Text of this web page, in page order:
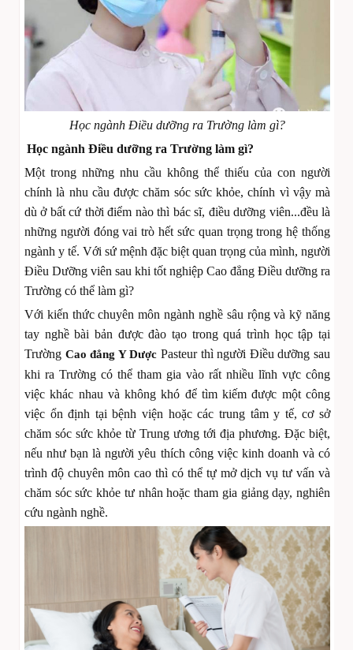
Học ngành Điều dưỡng ra Trường làm gì?
Học ngành Điều dưỡng ra Trường làm gì?
Một trong những nhu cầu không thể thiếu của con người
chính là nhu cầu được chăm sóc sức khỏe, chính vì vậy mà
dù ở bất cứ thời điểm nào thì bác sĩ, điều dưỡng viên...đều là
những người đóng vai trò hết sức quan trọng trong hệ thống
ngành y tế. Với sứ mệnh đặc biệt quan trọng của mình, người
Điều Dưỡng viên sau khi tốt nghiệp Cao đẳng Điều dưỡng ra
Trường có thể làm gì?
Với kiến thức chuyên môn ngành nghề sâu rộng và kỹ năng
tay nghề bài bản được đào tạo trong quá trình học tập tại
Trường Cao đẳng Y Dược Pasteur thì người Điều dưỡng sau
khi ra Trường có thể tham gia vào rất nhiều lĩnh vực công
việc khác nhau và không khó để tìm kiếm được một công
việc ổn định tại bệnh viện hoặc các trung tâm y tế, cơ sở
chăm sóc sức khỏe từ Trung ương tới địa phương. Đặc biệt,
nếu như bạn là người yêu thích công việc kinh doanh và có
trình độ chuyên môn cao thì có thể tự mở dịch vụ tư vấn và
chăm sóc sức khỏe tư nhân hoặc tham gia giảng dạy, nghiên
cứu ngành nghề.